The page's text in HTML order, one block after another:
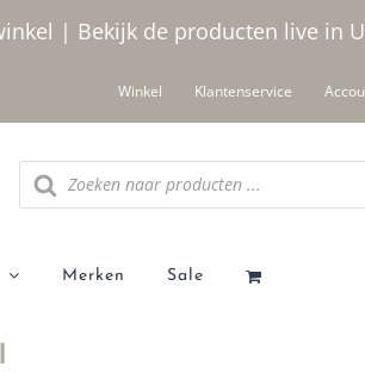
| Bekijk de producten live in
Winkel Klantenservice
Producten
zoeken
Merken Sale